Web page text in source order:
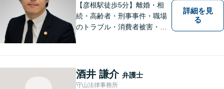
【彦根駅徒歩5分】離婚・相
続・高齢者・刑事事件・職場
のトラブル・消費者被害・法
詳細を見
る
酒井 謙介 弁護士
守山法律事務所